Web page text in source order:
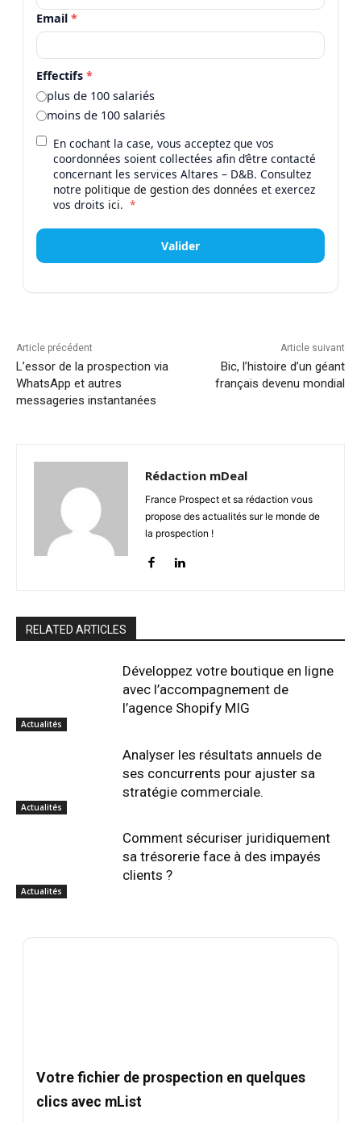
Email *
Effectifs *
plus de 100 salariés
moins de 100 salariés
En cochant la case, vous acceptez que vos
coordonnées soient collectées afin d’être contacté
concernant les services Altares – D&B. Consultez
notre politique de gestion des données et exercez
vos droits ici. *
Valider
Article précédent
L’essor de la prospection via
WhatsApp et autres
messageries instantanées
Article suivant
Bic, l’histoire d’un géant
français devenu mondial
Rédaction mDeal
France Prospect et sa rédaction vous
propose des actualités sur le monde de
la prospection !
RELATED ARTICLES
Actualités
Développez votre boutique en ligne
avec l’accompagnement de
l’agence Shopify MIG
Actualités
Analyser les résultats annuels de
ses concurrents pour ajuster sa
stratégie commerciale.
Actualités
Comment sécuriser juridiquement
sa trésorerie face à des impayés
clients ?
Votre fichier de prospection en quelques
clics avec mList